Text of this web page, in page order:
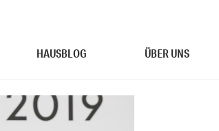
HAUSBLOG ÜBER UNS